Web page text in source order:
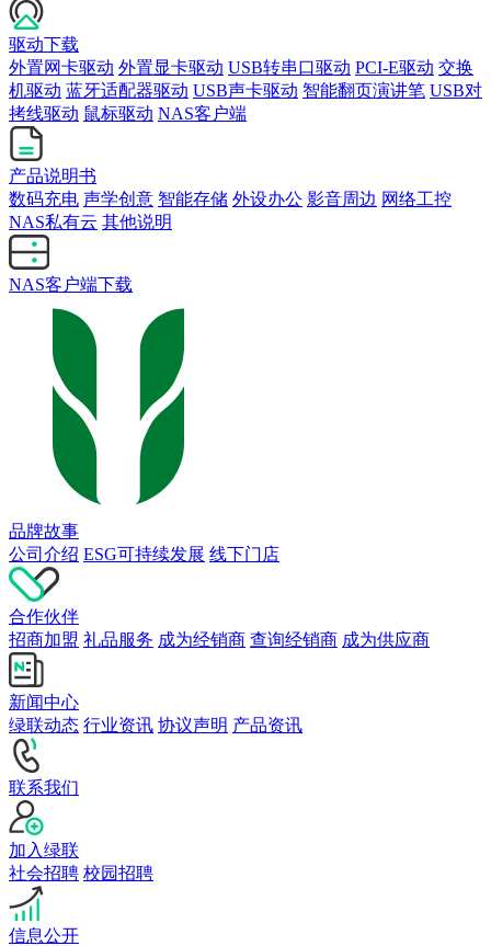
驱动下载
外置网卡驱动 外置显卡驱动 USB转串口驱动 PCI-E驱动 交换
机驱动 蓝牙适配器驱动 USB声卡驱动 智能翻页演讲笔 USB对
拷线驱动 鼠标驱动 NAS客户端
产品说明书
数码充电 声学创意 智能存储 外设办公 影音周边 网络工控
NAS私有云 其他说明
NAS客户端下载
品牌故事
公司介绍 ESG可持续发展 线下门店
合作伙伴
招商加盟 礼品服务 成为经销商 查询经销商 成为供应商
新闻中心
绿联动态 行业资讯 协议声明 产品资讯
联系我们
加入绿联
社会招聘 校园招聘
信息公开